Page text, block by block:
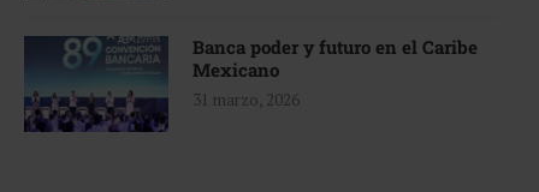
Banca poder y futuro en el Caribe
Mexicano
31 marzo, 2026